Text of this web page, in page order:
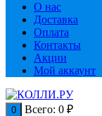
О нас
Доставка
Оплата
Контакты
Акции
Мой аккаунт
0 Всего: 0 ₽